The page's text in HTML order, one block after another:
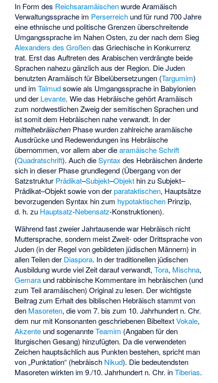
In Form des Reichsaramäischenwurde Aramäisch
Verwaltungssprache im Perserreich und für rund 700 Jahre
eine ethnische und politische Grenzen überschreitende
Umgangssprache im Nahen Osten, zu der nach dem Sieg
Alexanders des Großendas Griechische in Konkurrenz
trat. Erst das Auftreten des Arabischen verdrängte beide
Sprachen nahezu gänzlich aus der Region. Die Juden
benutzten Aramäisch für Bibelübersetzungen (Targumim)
und imTalmudsowie als Umgangssprache in Babylonien
und der Levante. Wie das Hebräische gehört Aramäisch
zum nordwestlichen Zweig der semitischen Sprachen und
ist somit dem Hebräischen nahe verwandt. In der
mittelhebräischen Phase wurden zahlreiche aramäische
Ausdrücke und Redewendungen ins Hebräische
übernommen, vor allem aber diearamäische Schrift
(Quadratschrift). Auch dieSyntax des Hebräischen änderte
sich in dieser Phase grundlegend (Übergang von der
Satzstruktur Prädikat–Subjekt–Objekt hin zu Subjekt–
Prädikat–Objekt sowie von derparataktischen, Hauptsätze
bevorzugenden Syntax hin zum hypotaktischen Prinzip,
d. h. zu Hauptsatz-Nebensatz-Konstruktionen).
Während fast zweier Jahrtausende war Hebräisch nicht
Muttersprache, sondern meist Zweit- oder Drittsprache von
Juden (in der Regel von gebildeten jüdischen Männern) in
allen Teilen der Diaspora. In der traditionellen jüdischen
Ausbildung wurde viel Zeit darauf verwandt,Tora, Mischna,
Gemara und rabbinische Kommentare im hebräischen (und
zum Teil aramäischen) Original zu lesen. Der wichtigste
Beitrag zum Erhalt des biblischen Hebräisch stammt von
den Masoreten, die vom 7. bis zum 10. Jahrhundert n. Chr.
dem nur mit Konsonanten geschriebenen BibeltextVokale,
Akzente und sogenannteTeamim (Angaben für den
liturgischen Gesang) hinzufügten. Da die verwendeten
Zeichen hauptsächlich aus Punkten bestehen, spricht man
von „Punktation“ (hebräisch Nikud). Die bedeutendsten
Masoreten wirkten im 9./10. Jahrhundert n. Chr. inTiberias.